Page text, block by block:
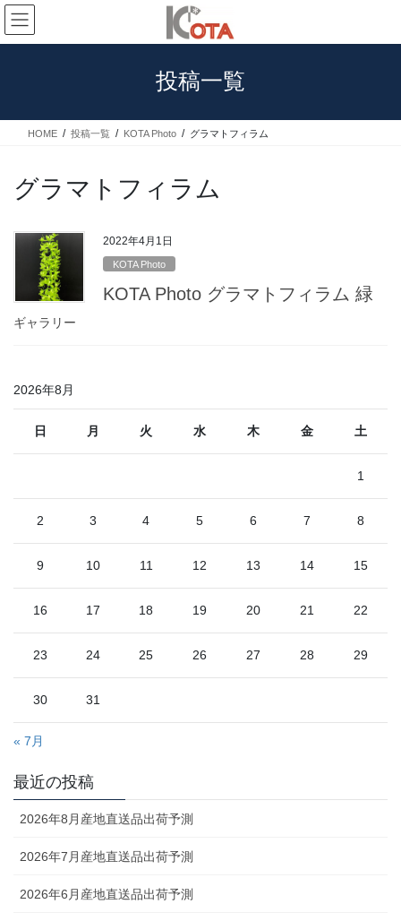
コ
ン
テ
ス
ナ
ビ
ゲ
ン
投稿一覧
HOME 投稿一覧 KOTA Photo グラマトフィラム
グラマトフィラム
2022年4月1日
KOTA Photo
KOTA Photo グラマトフィラム 緑
ギャラリー
2026年8月
日 月 火 水 木 金 土
1
2 3 4 5 6 7 8
9 10 11 12 13 14 15
16 17 18 19 20 21 22
23 24 25 26 27 28 29
30 31
« 7月
最近の投稿
2026年8月産地直送品出荷予測
2026年7月産地直送品出荷予測
2026年6月産地直送品出荷予測